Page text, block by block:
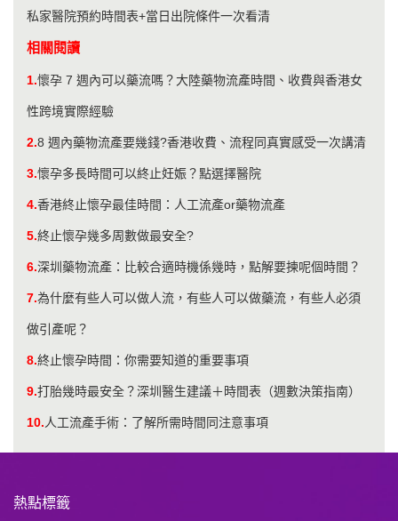
私家醫院預約時間表+當日出院條件一次看清
相關閱讀
1.懷孕 7 週內可以藥流嗎？大陸藥物流產時間、收費與香港女
性跨境實際經驗
2.8 週內藥物流產要幾錢?香港收費、流程同真實感受一次講清
3.懷孕多長時間可以終止妊娠？點選擇醫院
4.香港終止懷孕最佳時間：人工流產or藥物流產
5.終止懷孕幾多周數做最安全?
6.深圳藥物流產：比較合適時機係幾時，點解要揀呢個時間？
7.為什麼有些人可以做人流，有些人可以做藥流，有些人必須
做引產呢？
8.終止懷孕時間：你需要知道的重要事項
9.打胎幾時最安全？深圳醫生建議＋時間表（週數決策指南）
10.人工流產手術：了解所需時間同注意事項
熱點標籤